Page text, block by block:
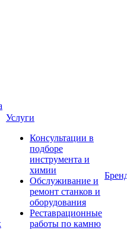
Услуги
Консультации в
подборе
инструмента и
химии
Обслуживание и
ремонт станков и
оборудования
Реставрационные
работы по камню